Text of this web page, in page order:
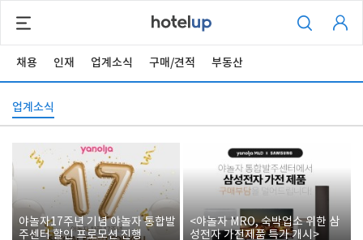
채용 인재 업계소식 구매/견적 부동산
업계소식
야놀자17주년 기념 야놀자 통합발
주센터 할인 프로모션 진행
<야놀자 MRO, 숙박업소 위한 삼
성전자 가전제품 특가 개시>